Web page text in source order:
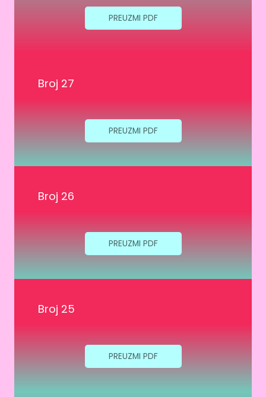
PREUZMI PDF
Broj 27
PREUZMI PDF
Broj 26
PREUZMI PDF
Broj 25
PREUZMI PDF